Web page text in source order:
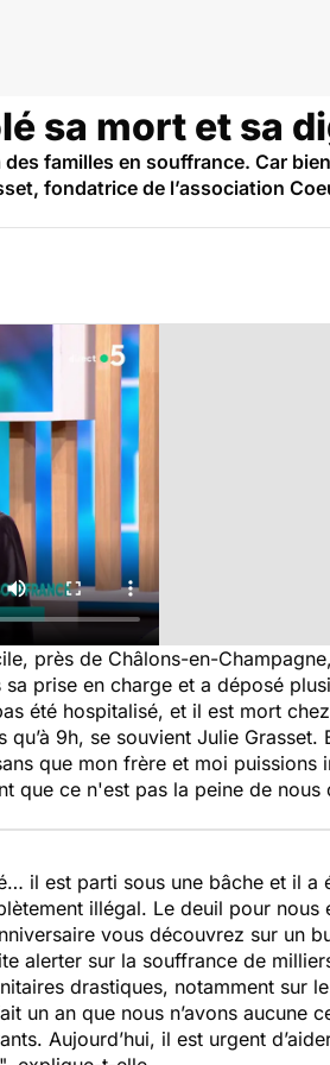
sa mort et sa
familles en souffrance. Car
fondatrice de l’association
près de Châlons-en-
prise en charge et a déposé
été hospitalisé, et il est mort
qu’à 9h, se souvient Julie Grasset.
que mon frère et moi puissions
que ce n'est pas la peine de
il est parti sous une bâche et il a
illégal. Le deuil pour nous
vous découvrez sur un
alerter sur la souffrance de
drastiques, notamment sur
un an que nous n’avons aucune
Aujourd’hui, il est urgent